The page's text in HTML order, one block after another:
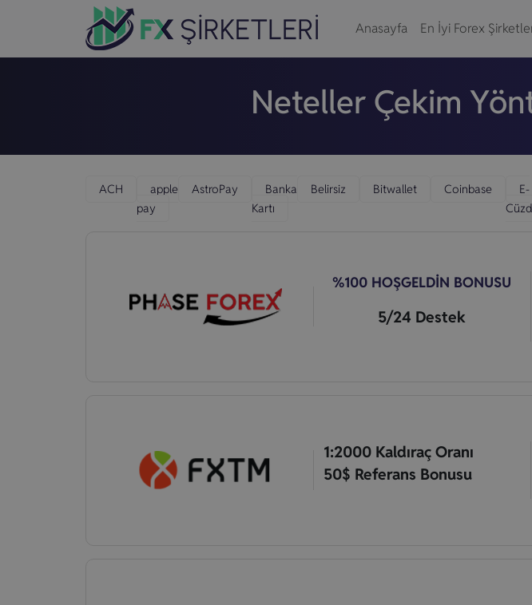
Anasayfa En İyi Forex
Neteller Çekim
ACH
apple
pay
AstroPay
Banka
Kartı
Belirsiz Bitwallet Coinbase
E-
%100 HOŞGELDİN BONUSU
5/24 Destek
1:2000 Kaldıraç Oranı
50$ Referans Bonusu